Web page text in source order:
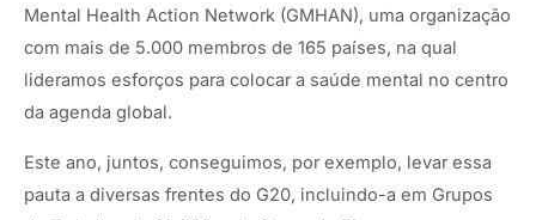
Mental Health Action Network (GMHAN), uma organização
com mais de 5.000 membros de 165 países, na qual
lideramos esforços para colocar a saúde mental no centro
da agenda global.
Este ano, juntos, conseguimos, por exemplo, levar essa
pauta a diversas frentes do G20, incluindo-a em Grupos